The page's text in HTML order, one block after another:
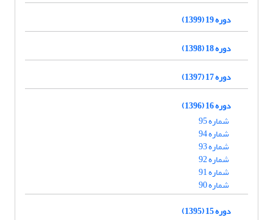
دوره 19 (1399)
دوره 18 (1398)
دوره 17 (1397)
دوره 16 (1396)
شماره 95
شماره 94
شماره 93
شماره 92
شماره 91
شماره 90
دوره 15 (1395)